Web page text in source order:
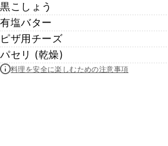
黒こしょう
有塩バター
ピザ用チーズ
パセリ (乾燥)
料理を安全に楽しむための注意事項